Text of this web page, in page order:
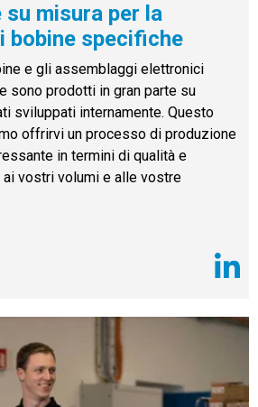
misura per la
bobine specifiche
e gli assemblaggi elettronici
sono prodotti in gran parte su
sviluppati internamente. Questo
offrirvi un processo di produzione
in termini di qualità e
vostri volumi e alle vostre